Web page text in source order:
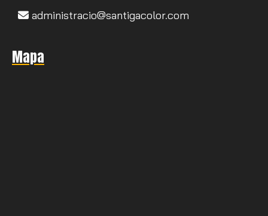
administracio
santigacolor.com
Mapa